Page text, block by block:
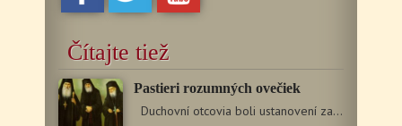
Čítajte tiež
Pastieri rozumných ovečiek
Duchovní otcovia boli ustanovení za pastierov rozumných…